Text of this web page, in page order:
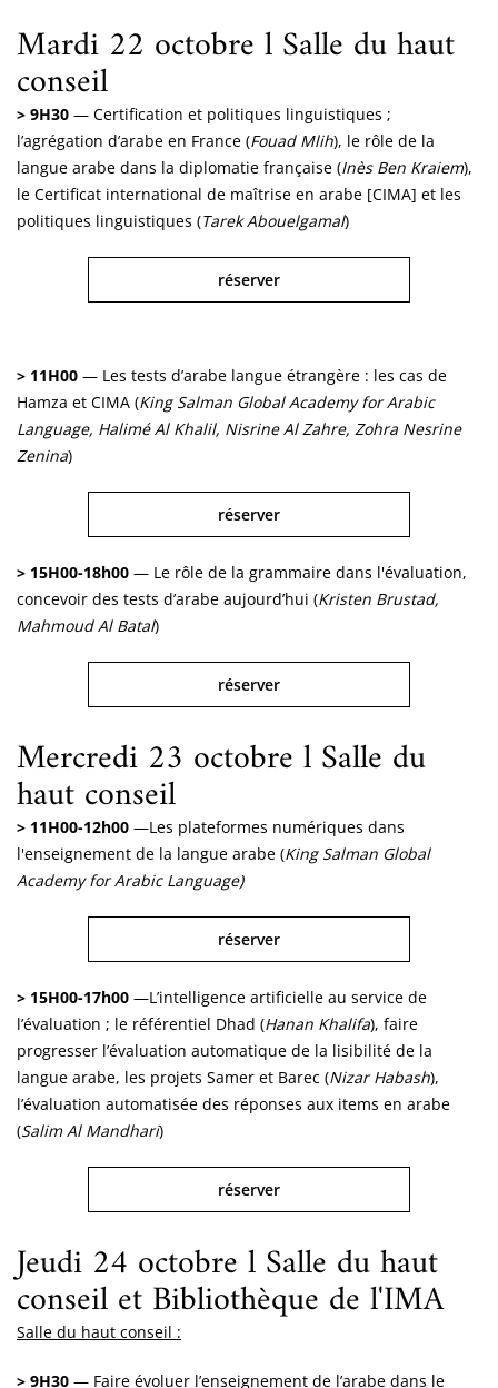
Mardi 22 octobre l Salle du haut
conseil
> 9H30 — Certification et politiques linguistiques ;
l’agrégation d’arabe en France (Fouad Mlih), le rôle de la
langue arabe dans la diplomatie française (Inès Ben Kraiem),
le Certificat international de maîtrise en arabe [CIMA] et les
politiques linguistiques (Tarek Abouelgamal)
réserver
> 11H00 — Les tests d’arabe langue étrangère : les cas de
Hamza et CIMA (King Salman Global Academy for Arabic
Language, Halimé Al Khalil, Nisrine Al Zahre, Zohra Nesrine
Zenina)
réserver
> 15H00-18h00 — Le rôle de la grammaire dans l'évaluation,
concevoir des tests d’arabe aujourd’hui (Kristen Brustad,
Mahmoud Al Batal)
réserver
Mercredi 23 octobre l Salle du
haut conseil
> 11H00-12h00 —Les plateformes numériques dans
l'enseignement de la langue arabe (King Salman Global
Academy for Arabic Language)
réserver
> 15H00-17h00 —L’intelligence artificielle au service de
l’évaluation ; le référentiel Dhad (Hanan Khalifa), faire
progresser l’évaluation automatique de la lisibilité de la
langue arabe, les projets Samer et Barec (Nizar Habash),
l’évaluation automatisée des réponses aux items en arabe
(Salim Al Mandhari)
réserver
Jeudi 24 octobre l Salle du haut
conseil et Bibliothèque de l'IMA
Salle du haut conseil :
> 9H30 — Faire évoluer l’enseignement de l’arabe dans le